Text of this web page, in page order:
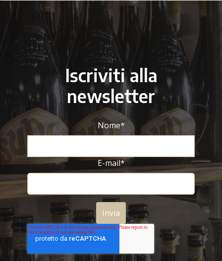
Iscriviti alla
newsletter
Nome*
E-mail*